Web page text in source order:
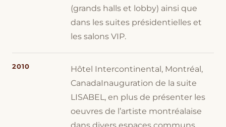
(grands halls et lobby) ainsi que
dans les suites présidentielles et
les salons VIP.
2010
Hôtel Intercontinental, Montréal,
CanadaInauguration de la suite
LISABEL, en plus de présenter les
oeuvres de l’artiste montréalaise
dans divers espaces communs